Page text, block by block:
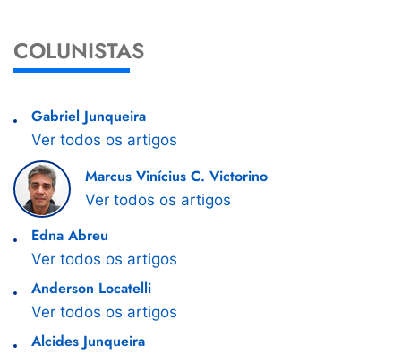
COLUNISTAS
Gabriel Junqueira
Ver todos os artigos
Marcus Vinícius C. Victorino
Ver todos os artigos
Edna Abreu
Ver todos os artigos
Anderson Locatelli
Ver todos os artigos
Alcides Junqueira